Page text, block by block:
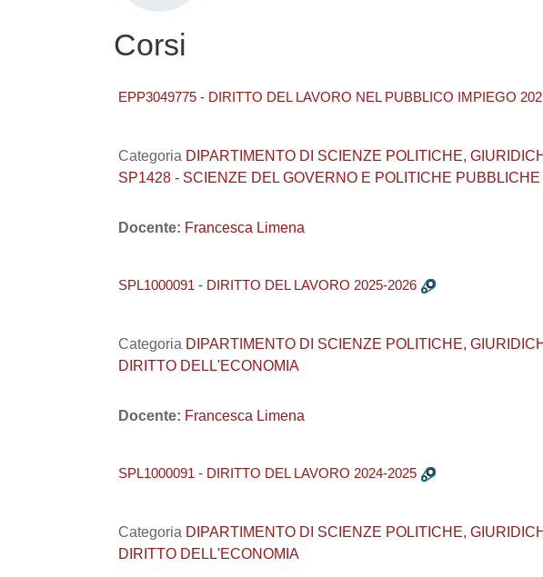
Corsi
EPP3049775 - DIRITTO DEL LAVORO NEL PUBBLICO IMPIEGO
Categoria DIPARTIMENTO DI SCIENZE POLITICHE,
SP1428 - SCIENZE DEL GOVERNO E POLITICHE PUBBLICHE
Docente: Francesca Limena
SPL1000091 - DIRITTO DEL LAVORO 2025-2026
Categoria DIPARTIMENTO DI SCIENZE POLITICHE,
DIRITTO DELL'ECONOMIA
Docente: Francesca Limena
SPL1000091 - DIRITTO DEL LAVORO 2024-2025
Categoria DIPARTIMENTO DI SCIENZE POLITICHE,
DIRITTO DELL'ECONOMIA